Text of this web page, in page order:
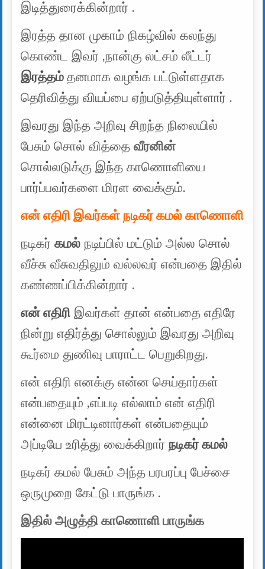
இடித்துரைக்கின்றார் .
இரத்த தான முகாம் நிகழ்வில் கலந்து
கொண்ட இவர் ,நான்கு லட்சம் லீட்டர்
இரத்தம்தனமாக வழங்க பட்டுள்ளதாக
தெரிவித்து வியப்பை ஏற்படுத்தியுள்ளார் .
இவரது இந்த அறிவு சிறந்த நிலையில்
பேசும் சொல் வித்தைவீரனின்
சொல்லடுக்கு இந்த காணொளியை
பார்ப்பவர்களை மிரள வைக்கும்.
என் எதிரி இவர்கள் நடிகர் கமல் காணொளி
நடிகர்கமல் நடிப்பில் மட்டும் அல்ல சொல்
வீச்சு வீசுவதிலும் வல்லவர் என்பதை இதில்
கண்ணப்பிக்கின்றார் .
என் எதிரி இவர்கள் தான் என்பதை எதிரே
நின்று எதிர்த்து சொல்லும் இவரது அறிவு
கூர்மை துணிவு பாராட்ட பெறுகிறது.
என் எதிரி எனக்கு என்ன செய்தார்கள்
என்பதையும் ,எப்படி எல்லாம் என் எதிரி
என்னை மிரட்டினார்கள் என்பதையும்
அப்டியே உரித்து வைக்கிறார் நடிகர் கமல்
நடிகர் கமல் பேசும் அந்த பரபரப்பு பேச்சை
ஒருமுறை கேட்டு பாருங்க .
இதில் அழுத்தி காணொளி பாருங்க